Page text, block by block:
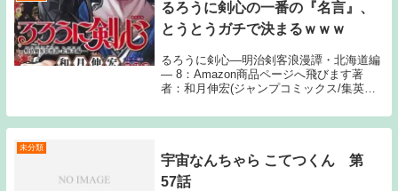
るろうに剣心の一番の『名言』、
とうとうガチで決まるｗｗｗ
るろうに剣心―明治剣客浪漫譚・北海道編
― 8：Amazon商品ページへ飛びます著
者：和月伸宏(ジャンプコミックス/集英
「名言」といえばやっぱり…無論死ぬまで
2: 名無しさん フタエノキワミ、アッー ...
未分類
宇宙なんちゃら こてつくん 第
57話